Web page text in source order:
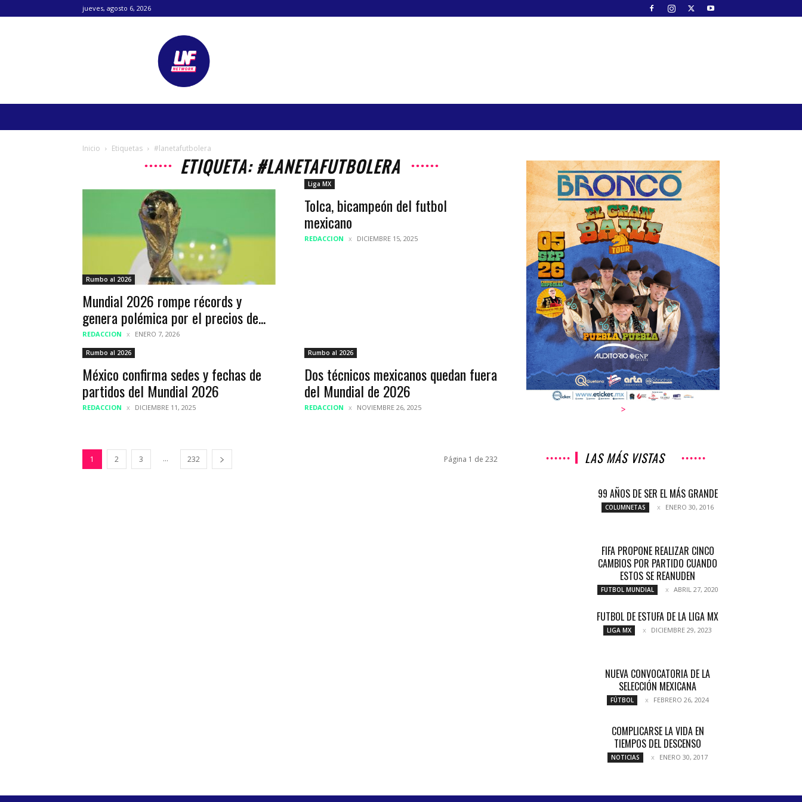
jueves, agosto 6, 2026
Lanetafutbolera
Inicio Etiquetas #lanetafutbolera
ETIQUETA: #LANETAFUTBOLERA
Rumbo al 2026
Mundial 2026 rompe récords y
genera polémica por el precios de...
REDACCION ENERO 7, 2026
Liga MX
Tolca, bicampeón del futbol
mexicano
REDACCION DICIEMBRE 15, 2025
Rumbo al 2026
México confirma sedes y fechas de
partidos del Mundial 2026
REDACCION DICIEMBRE 11, 2025
Rumbo al 2026
Dos técnicos mexicanos quedan fuera
del Mundial de 2026
REDACCION NOVIEMBRE 26, 2025
1 2 3 ... 232 Página 1 de 232
>
LAS MÁS VISTAS
99 AÑOS DE SER EL MÁS GRANDE
COLUMNETAS ENERO 30, 2016
FIFA PROPONE REALIZAR CINCO
CAMBIOS POR PARTIDO CUANDO
ESTOS SE REANUDEN
FUTBOL MUNDIAL ABRIL 27, 2020
FUTBOL DE ESTUFA DE LA LIGA MX
LIGA MX DICIEMBRE 29, 2023
NUEVA CONVOCATORIA DE LA
SELECCIÓN MEXICANA
FÚTBOL FEBRERO 26, 2024
COMPLICARSE LA VIDA EN
TIEMPOS DEL DESCENSO
NOTICIAS ENERO 30, 2017